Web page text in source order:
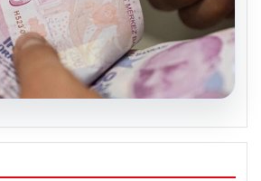
Emekli
Zaman Ödenecek?